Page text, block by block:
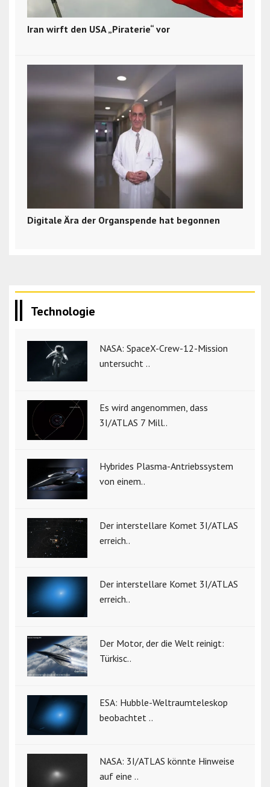
Iran wirft den USA „Piraterie“ vor
Digitale Ära der Organspende hat begonnen
Technologie
NASA: SpaceX-Crew-12-Mission
untersucht ..
Es wird angenommen, dass
3I/ATLAS 7 Mill..
Hybrides Plasma-Antriebssystem
von einem..
Der interstellare Komet 3I/ATLAS
erreich..
Der interstellare Komet 3I/ATLAS
erreich..
Der Motor, der die Welt reinigt:
Türkisc..
ESA: Hubble-Weltraumteleskop
beobachtet ..
NASA: 3I/ATLAS könnte Hinweise
auf eine ..